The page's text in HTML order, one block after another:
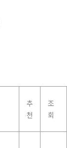
추
천
조
회